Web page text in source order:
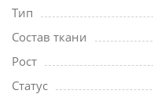
Тип
Состав ткани
Рост
Статус